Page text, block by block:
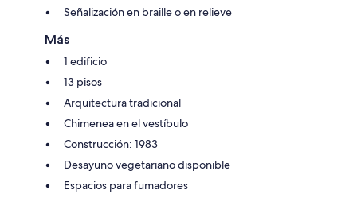
Señalización en braille o en relieve
Más
1 edificio
13 pisos
Arquitectura tradicional
Chimenea en el vestíbulo
Construcción: 1983
Desayuno vegetariano disponible
Espacios para fumadores